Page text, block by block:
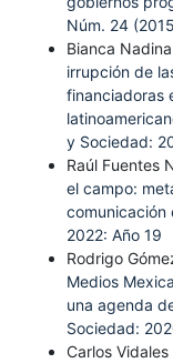
Núm. 24
Bianca
irrupción de
financiadoras
y Sociedad:
Raúl Fuentes
el campo:
comunicación
2022: Año 19
Rodrigo
Medios
una agenda
Sociedad:
Carlos Vidales